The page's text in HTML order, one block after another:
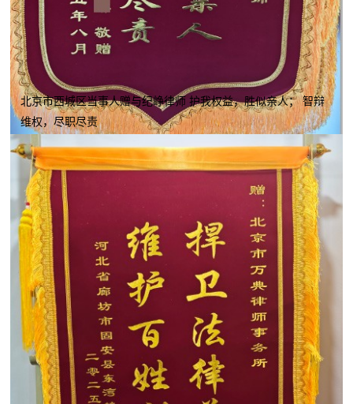
北京市西城区当事人赠与纪峥律师 护我权益，胜似亲人； 智辩
维权，尽职尽责